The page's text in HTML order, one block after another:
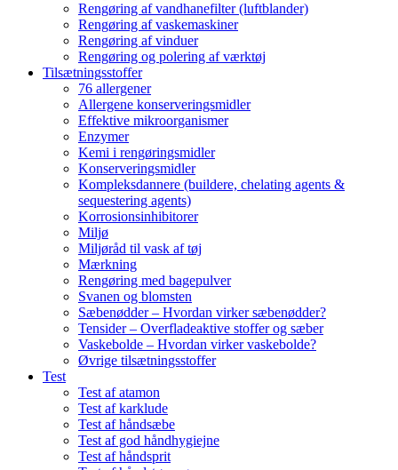
Rengøring af vandhanefilter (luftblander)
Rengøring af vaskemaskiner
Rengøring af vinduer
Rengøring og polering af værktøj
Tilsætningsstoffer
76 allergener
Allergene konserveringsmidler
Effektive mikroorganismer
Enzymer
Kemi i rengøringsmidler
Konserveringsmidler
Kompleksdannere (buildere, chelating agents &
sequestering agents)
Korrosionsinhibitorer
Miljø
Miljøråd til vask af tøj
Mærkning
Rengøring med bagepulver
Svanen og blomsten
Sæbenødder – Hvordan virker sæbenødder?
Tensider – Overfladeaktive stoffer og sæber
Vaskebolde – Hvordan virker vaskebolde?
Øvrige tilsætningsstoffer
Test
Test af atamon
Test af karklude
Test af håndsæbe
Test af god håndhygiejne
Test af håndsprit